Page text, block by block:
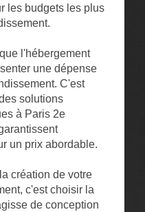
les budgets les plus
l'hébergement
une dépense
C'est
solutions
à Paris 2e
un prix abordable.
création de votre
c'est choisir la
de conception